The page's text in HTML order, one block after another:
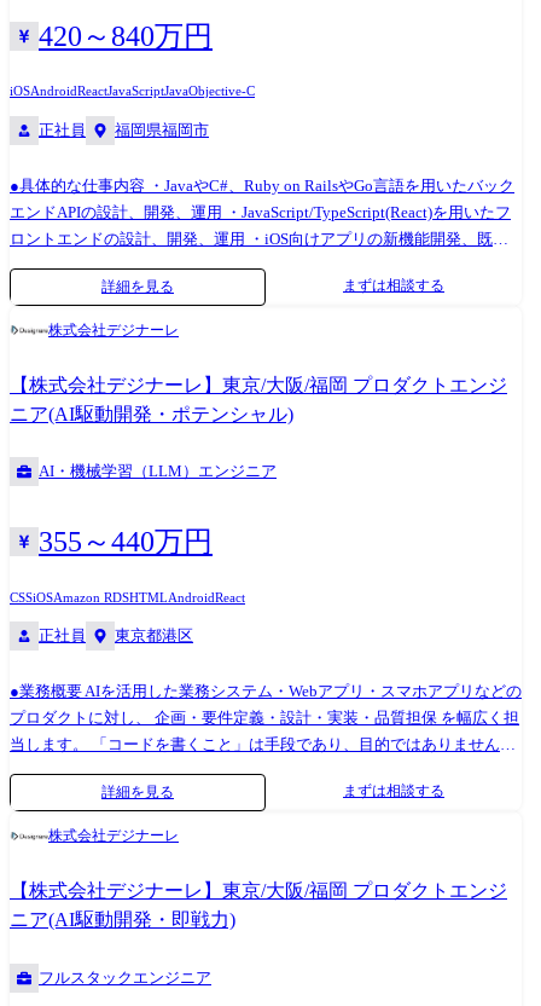
420～840万円
iOSAndroidReactJavaScriptJavaObjective-C
正社員 福岡県福岡市
●具体的な仕事内容 ・JavaやC#、Ruby on RailsやGo言語を用いたバック
エンドAPIの設計、開発、運用 ・JavaScript/TypeScript(React)を用いたフ
ロントエンドの設計、開発、運用 ・iOS向けアプリの新機能開発、既存
機能の改修 ・Androidアプリ開発 ・新規機能の要件定義～設計、開発～
テスト ●お任せしたいプロジェクト・実例 ・大手不動産会社向け 新規プ
ス開発業務 ・iOS向けPOSアプリの新機能開発、既存機能の改修 ●主な業
界 ・金融:銀行、証券、生命/損保保険、FX、電子マネーなど ・流通:流
通、小売りなど ・パッケージソフトウェア:医療、財務会計、販売管理、
Boot)/C++/C#.net(ASP)/Python/Ruby(Ruby on Rails)/GO/PHP(Laravel)
Android(Java)/Kotlin/Flutter クラウド(AWS/Azure/GCP) など ●変更の範囲
業務内容:会社の定める業務 ●入社事例 ・40代前半/Sler など数社にて、物
規模のチームマネジメントを経験。 前職の年収を維持しつつもプライベ
ートを充実出来る環境、BEの成長性を感じ入社 ・30代前半/SESにて金融
験。100人月のプロジェクトで開発責任者を担当。 前職よりも残業する
ことなく年収50万円UP、BEのエンジニア支える制度に惹かれ入社
詳細を見る まずは相談する
株式会社デジナーレ
【株式会社デジナーレ】東京/大阪/福岡 プロダクトエンジ
ニア(AI駆動開発・ポテンシャル)
AI・機械学習（LLM）エンジニア
355～440万円
CSSiOSAmazon RDSHTMLAndroidReact
正社員 東京都港区
●業務概要 AIを活用した業務システム・Webアプリ・スマホアプリなどの
プロダクトに対し、 企画・要件定義・設計・実装・品質担保 を幅広く担
当します。 「コードを書くこと」は手段であり、目的ではありません。
Cursor / GitHub Copilot / Claude Code などのAIコーディング環境をフル活
用し、人間は 顧客の課題定義・AIへの指示設計・成果物の品質判断・価
値検証 にコミットします。 ●職務詳細 ・クライアントとの課題整理・要
ィング環境(Cursor / Copilot / Claude Code)を活用したプロダクト開発 ・
LLM API(OpenAI / Anthropic / Bedrock 等)を組み込んだ機能の設計・実装
・フロント/サーバー/スマホアプリ/AWSサーバレスを横断したプロダク
どの技術資料の作成 ・最新AI技術・活用事例の調査・社内共有 ※最初は
詳細を見る まずは相談する
株式会社デジナーレ
【株式会社デジナーレ】東京/大阪/福岡 プロダクトエンジ
ニア(AI駆動開発・即戦力)
フルスタックエンジニア